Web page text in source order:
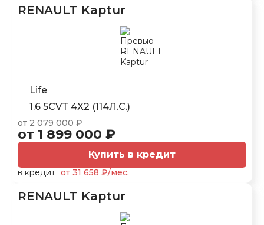
RENAULT Kaptur
Life
1.6 5CVT 4X2 (114Л.С.)
от 2 079 000 ₽
от 1 899 000 ₽
Купить в кредит
в кредит от 31 658 ₽/мес.
RENAULT Kaptur